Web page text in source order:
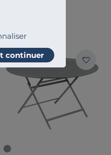
continuer
Liv. offerte